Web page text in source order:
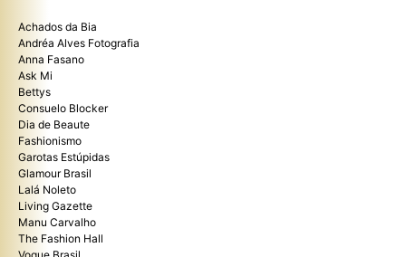
Achados da Bia
Andréa Alves Fotografia
Anna Fasano
Ask Mi
Bettys
Consuelo Blocker
Dia de Beaute
Fashionismo
Garotas Estúpidas
Glamour Brasil
Lalá Noleto
Living Gazette
Manu Carvalho
The Fashion Hall